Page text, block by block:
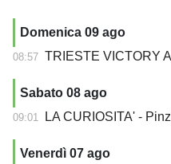
Domenica 09 ago
08:57 TRIESTE VICTORY
Sabato 08 ago
09:01 LA CURIOSITA' -
Venerdì 07 ago